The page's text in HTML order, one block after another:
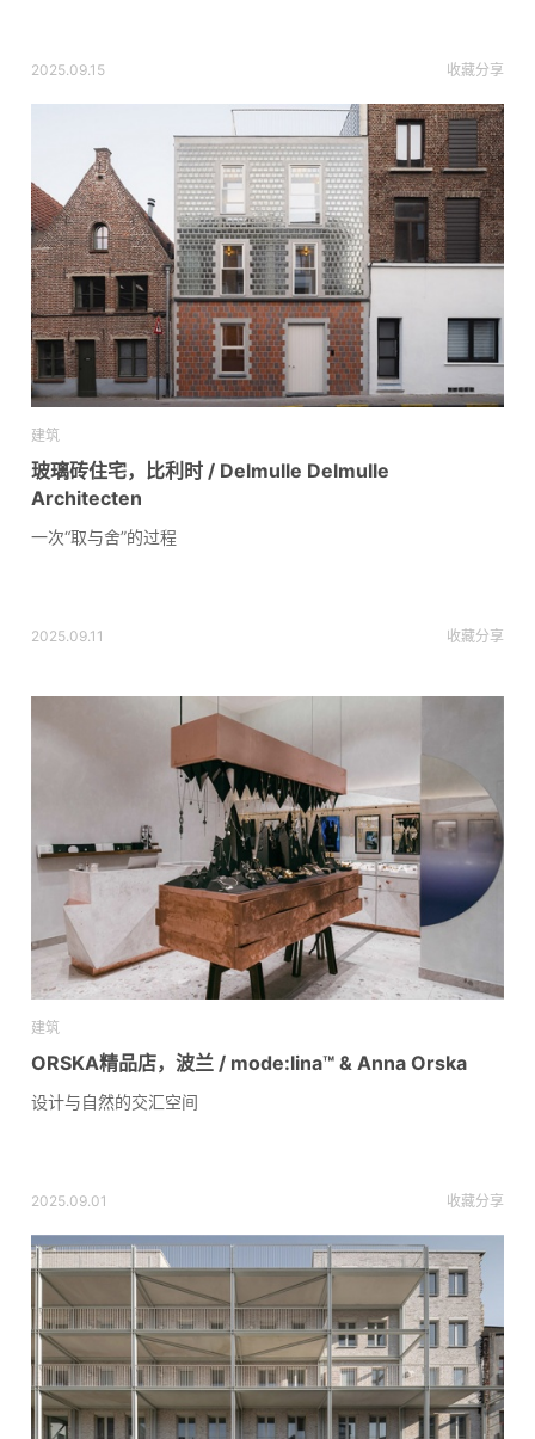
2025.09.15 收藏分享
建筑
玻璃砖住宅，比利时 / Delmulle Delmulle
Architecten
一次“取与舍”的过程
2025.09.11 收藏分享
建筑
ORSKA精品店，波兰 / mode:lina™ & Anna Orska
设计与自然的交汇空间
2025.09.01 收藏分享